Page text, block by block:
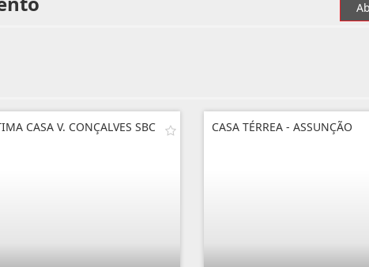
CASA V. CONÇALVES SBC CASA TÉRREA - ASSUNÇÃO